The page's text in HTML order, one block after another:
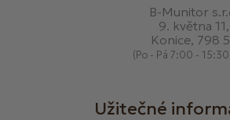
B-Munitor
9. května 11,
Konice, 798
(Po - Pá 7:00 -
Užitečné